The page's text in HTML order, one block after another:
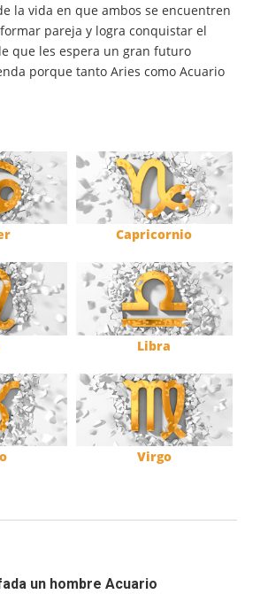
la vida en que ambos se encuentren
pareja y logra conquistar el
que les espera un gran futuro
porque tanto Aries como Acuario
Capricornio
Libra
Virgo
un hombre Acuario